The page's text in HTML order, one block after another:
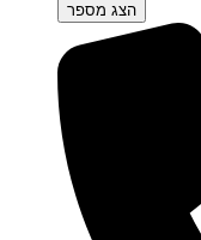
הצג מספר